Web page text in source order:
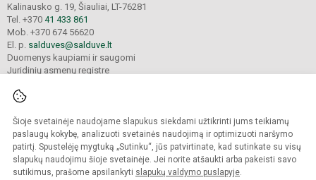
Šioje svetainėje naudojame slapukus siekdami užtikrinti jums teikiamų
paslaugų kokybę, analizuoti svetainės naudojimą ir optimizuoti naršymo
patirtį. Spustelėję mygtuką „Sutinku“, jūs patvirtinate, kad sutinkate su visų
slapukų naudojimu šioje svetainėje. Jei norite atšaukti arba pakeisti savo
sutikimus, prašome apsilankyti slapukų valdymo puslapyje.
Kalinausko g. 19, Šiauliai, LT-76281
Tel. +370 41 433 861
Mob. +370 674 56620
El. p. salduves@salduve.lt
Duomenys kaupiami ir saugomi
Juridinių asmenų registre
© 2026. Šiaulių Salduvės progimnazija. Visos teisės saugomos.
Kopijuoti turinį be raštiško įstaigos administracijos sutikimo griežtai draudžiama.